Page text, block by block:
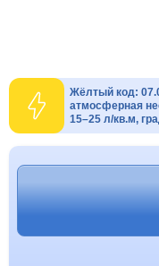
Жёлтый код:
атмосферная
15–25 л/кв.м,